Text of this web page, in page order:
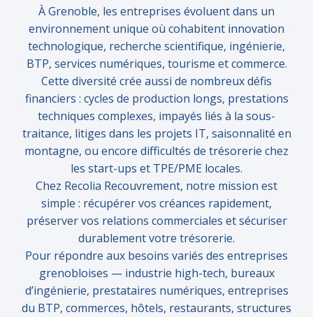
À Grenoble, les entreprises évoluent dans un
environnement unique où cohabitent innovation
technologique, recherche scientifique, ingénierie,
BTP, services numériques, tourisme et commerce.
Cette diversité crée aussi de nombreux défis
financiers : cycles de production longs, prestations
techniques complexes, impayés liés à la sous-
traitance, litiges dans les projets IT, saisonnalité en
montagne, ou encore difficultés de trésorerie chez
les start-ups et TPE/PME locales.
Chez Recolia Recouvrement, notre mission est
simple : récupérer vos créances rapidement,
préserver vos relations commerciales et sécuriser
durablement votre trésorerie.
Pour répondre aux besoins variés des entreprises
grenobloises — industrie high-tech, bureaux
d’ingénierie, prestataires numériques, entreprises
du BTP, commerces, hôtels, restaurants, structures